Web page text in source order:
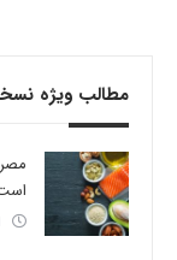
مطالب ویژه